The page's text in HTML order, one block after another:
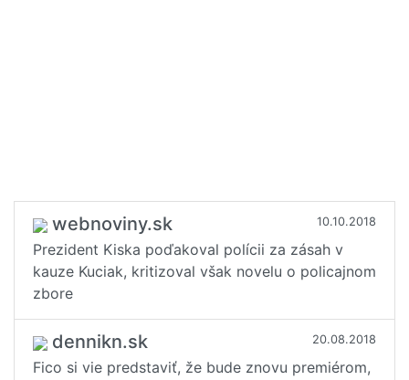
webnoviny.sk 10.10.2018
Prezident Kiska poďakoval polícii za zásah v
kauze Kuciak, kritizoval však novelu o policajnom
zbore
dennikn.sk 20.08.2018
Fico si vie predstaviť, že bude znovu premiérom,